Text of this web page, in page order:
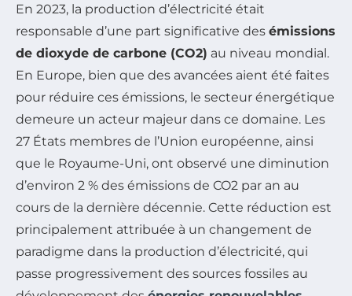
En 2023, la production d’électricité était
responsable d’une part significative des émissions
de dioxyde de carbone (CO2) au niveau mondial.
En Europe, bien que des avancées aient été faites
pour réduire ces émissions, le secteur énergétique
demeure un acteur majeur dans ce domaine. Les
27 États membres de l’Union européenne, ainsi
que le Royaume-Uni, ont observé une diminution
d’environ 2 % des émissions de CO2 par an au
cours de la dernière décennie. Cette réduction est
principalement attribuée à un changement de
paradigme dans la production d’électricité, qui
passe progressivement des sources fossiles au